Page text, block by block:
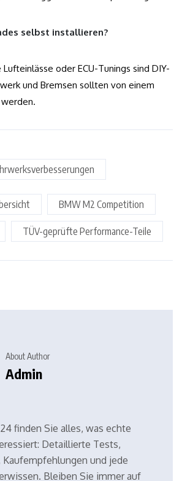
selbst installieren?
oder ECU-Tunings sind DIY-
und Bremsen sollten von einem
BMW M2 Competition
TÜV-geprüfte Performance-Teile
About Author
Admin
finden Sie alles, was echte
Detaillierte Tests,
und jede
Bleiben Sie immer auf